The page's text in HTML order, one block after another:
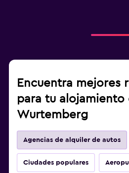
Encuentra mejores
para tu alojamiento
Wurtemberg
Agencias de alquiler de autos
Ciudades populares